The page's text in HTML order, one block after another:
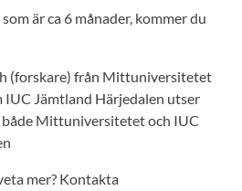
är ca 6 månader, kommer du
(forskare) från Mittuniversitetet
IUC Jämtland Härjedalen utser
både Mittuniversitetet och IUC
mer? Kontakta